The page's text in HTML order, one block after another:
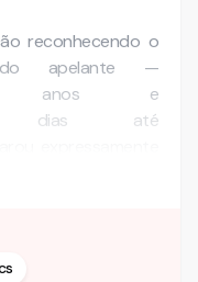
reconhecendo o
apelante —
anos e
dias até